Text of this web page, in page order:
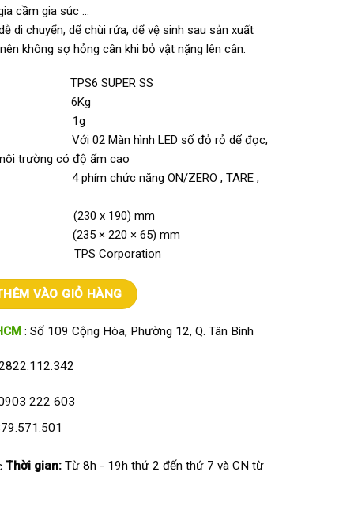
cầm gia súc …
di chuyển, dể chùi rửa, dể vệ sinh sau sản xuất
không sợ hỏng cân khi bỏ vật nặng lên cân.
SUPER SS
6Kg
1g
02 Màn hình LED số đỏ rỏ dể đọc,
trường có độ ẩm cao
4 phím chức năng ON/ZERO , TARE ,
(230 x 190) mm
(235 × 220 × 65) mm
TPS Corporation
TPS6kg số lượng
VÀO GIỎ HÀNG
: Số 109 Cộng Hòa, Phường 12, Q. Tân Bình
222 603
Thời gian:Từ 8h - 19h thứ 2 đến thứ 7 và CN từ